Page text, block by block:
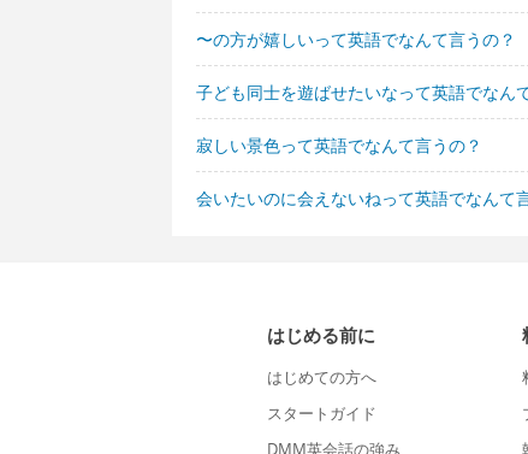
〜の方が嬉しいって英語でなんて言うの？
子ども同士を遊ばせたいなって英語でなん
寂しい景色って英語でなんて言うの？
会いたいのに会えないねって英語でなんて
はじめる前に
はじめての方へ
スタートガイド